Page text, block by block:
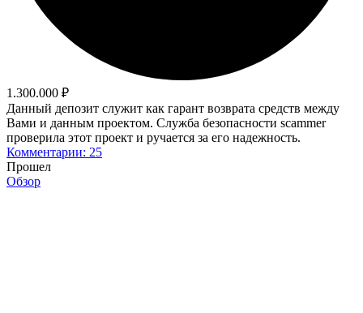
1.300.000 ₽
Данный депозит служит как гарант возврата средств между
Вами и данным проектом. Служба безопасности scammer
проверила этот проект и ручается за его надежность.
Комментарии: 25
Прошел
Обзор